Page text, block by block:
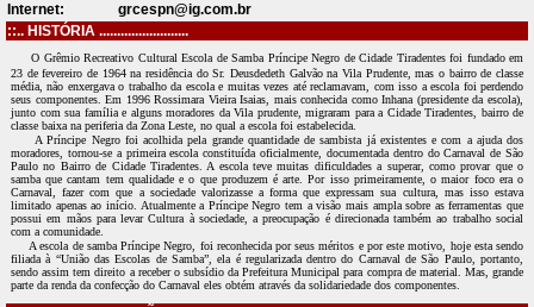
Internet:
grcespn@ig.com.br
::.. HISTÓRIA .........................
O Grêmio Recreativo Cultural Escola de Samba Príncipe Negro de Cidade Tiradentes foi fundado em
23 de fevereiro de 1964 na residência do Sr. Deusdedeth Galvão na Vila Prudente, mas o bairro de classe
média, não enxergava o trabalho da escola e muitas vezes até reclamavam, com isso a escola foi perdendo
seus componentes. Em 1996 Rossimara Vieira Isaias, mais conhecida como Inhana (presidente da escola),
junto com sua família e alguns moradores da Vila prudente, migraram para a Cidade Tiradentes, bairro de
classe baixa na periferia da Zona Leste, no qual a escola foi estabelecida.
A Príncipe Negro foi acolhida pela grande quantidade de sambista já existentes e com a ajuda dos
moradores, tornou-se a primeira escola constituída oficialmente, documentada dentro do Carnaval de São
Paulo no Bairro de Cidade Tiradentes. A escola teve muitas dificuldades a superar, como provar que o
samba que cantam tem qualidade e o que produzem é arte. Por isso primeiramente, o maior foco era o
Carnaval, fazer com que a sociedade valorizasse a forma que expressam sua cultura, mas isso estava
limitado apenas ao início. Atualmente a Príncipe Negro tem a visão mais ampla sobre as ferramentas que
possui em mãos para levar Cultura à sociedade, a preocupação é direcionada também ao trabalho social
com a comunidade.
A escola de samba Príncipe Negro, foi reconhecida por seus méritos e por este motivo, hoje esta sendo
filiada à “União das Escolas de Samba”, ela é regularizada dentro do Carnaval de São Paulo, portanto,
sendo assim tem direito a receber o subsídio da Prefeitura Municipal para compra de material. Mas, grande
parte da renda da confecção do Carnaval eles obtém através da solidariedade dos componentes.